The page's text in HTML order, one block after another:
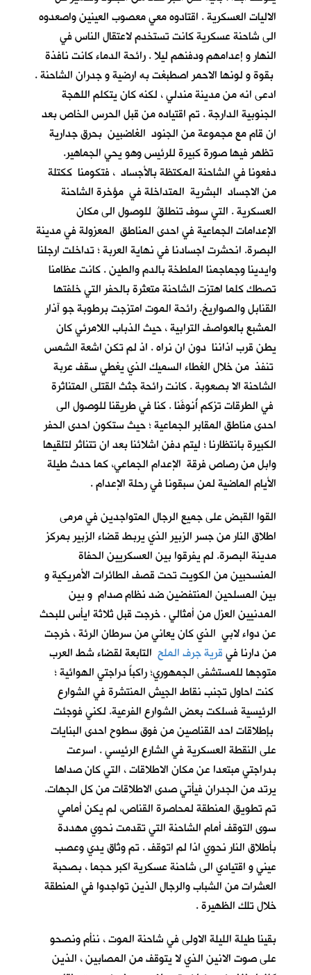
الاليات العسكرية . اقتادوه معي معصوب العينين واصعدوه
الى شاحنة عسكرية كانت تستخدم لاعتقال الناس في
النهار و إعدامهم ودفنهم ليلا . رائحة الدماء كانت نافذة
بقوة و لونها الاحمر اصطبغت به ارضية و جدران الشاحنة .
ادعى انه من مدينة مندلي ، لكنه كان يتكلم اللهجة
الجنوبية الدارجة . تم اقتياده من قبل الحرس الخاص بعد
ان قام مع مجموعة من الجنود الغاضبين بحرق جدارية
تظهر فيها صورة كبيرة للرئيس وهو يحي الجماهير.
دفعونا في الشاحنة المكتظة بالأجساد ، فتكومنا ككتلة
من الاجساد البشرية المتداخلة في مؤخرة الشاحنة
العسكرية . التي سوف تنطلقُ للوصول الى مكان
الإعدامات الجماعية في احدى المناطق المعزولة في مدينة
البصرة. انحشرت اجسادنا في نهاية العربة ؛ تداخلت ارجلنا
وايدينا وجماجمنا الملطخة بالدم والطين . كانت عظامنا
تصطك كلما اهتزت الشاحنة متعثرة بالحفر التي خلفتها
القنابل والصواريخ. رائحة الموت امتزجت برطوبة جو آذار
المشبع بالعواصف الترابية ، حيث الذباب اللامرئي كان
يطن قرب اذاننا دون ان نراه . اذ لم تكن اشعة الشمس
تنفذ من خلال الغطاء السميك الذي يغطي سقف عربة
الشاحنة الا بصعوبة . كانت رائحة جثث القتلى المتناثرة
في الطرقات تزكم أُنوفَنا . كنا في طريقنا للوصول الى
احدى مناطق المقابر الجماعية ؛ حيث ستكون احدى الحفر
الكبيرة بانتظارنا ؛ ليتم دفن اشلائنا بعد ان تتناثر لتلقيها
وابل من رصاص فرقة الإعدام الجماعي، كما حدث طيلة
الأيام الماضية لمن سبقونا في رحلة الإعدام .
القوا القبض على جميع الرجال المتواجدين في مرمى
اطلاق النار من جسر الزبير الذي يربط قضاء الزبير بمركز
مدينة البصرة. لم يفرقوا بين العسكريين الحفاة
المنسحبين من الكويت تحت قصف الطائرات الأمريكية و
بين المسلحين المنتفضين ضد نظام صدام و بين
المدنيين العزل من أمثالي . خرجت قبل ثلاثة ايأس للبحث
عن دواء لابي الذي كان يعاني من سرطان الرئة ، خرجت
من دارنا فيقرية جرف الملح التابعة لقضاء شط العرب
متوجها للمستشفى الجمهوري؛ راكباً دراجتي الهوائية ؛
كنت احاول تجنب نقاط الجيش المنتشرة في الشوارع
الرئيسية فسلكت بعض الشوارع الفرعية. لكني فوجئت
بإطلاقات احد القناصين من فوق سطوح احدى البنايات
على النقطة العسكرية في الشارع الرئيسي . اسرعت
بدراجتي مبتعدا عن مكان الاطلاقات ، التي كان صداها
يرتد من الجدران فيأتي صدى الاطلاقات من كل الجهات.
تم تطويق المنطقة لمحاصرة القناص، لم يكن أمامي
سوى التوقف أمام الشاحنة التي تقدمت نحوي مهددة
بأطلاق النار نحوي اذا لم اتوقف . تم وثاق يدي وعصب
عيني و اقتيادي الى شاحنة عسكرية اكبر حجما ، بصحبة
العشرات من الشباب والرجال الذين تواجدوا في المنطقة
خلال تلك الظهيرة .
بقينا طيلة الليلة الاولى في شاحنة الموت ، ننأم ونصحو
على صوت الانين الذي لا يتوقف من المصابين ، الذين